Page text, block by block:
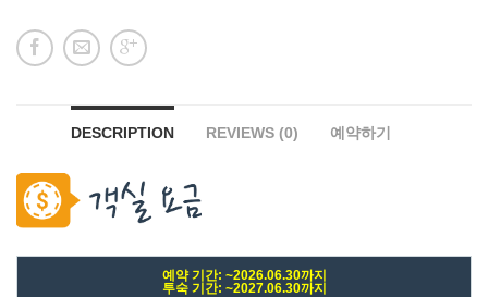
DESCRIPTION REVIEWS (0) 예약하기
예약 기간: ~2026.06.30까지
투숙 기간: ~2027.06.30까지